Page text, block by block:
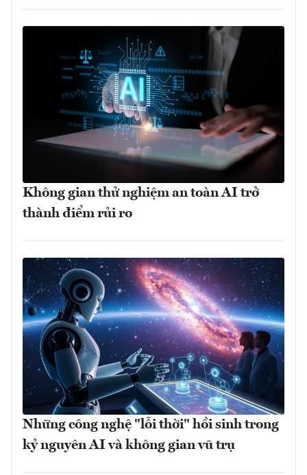
Không gian thử nghiệm an toàn AI trở
thành điểm rủi ro
Những công nghệ "lỗi thời" hồi sinh trong
kỷ nguyên AI và không gian vũ trụ